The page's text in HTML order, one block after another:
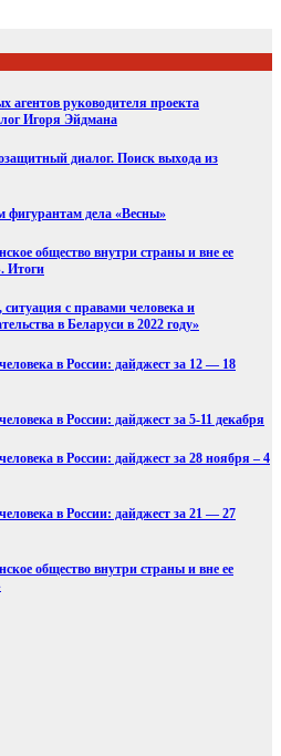
агентов руководителя проекта
Игоря Эйдмана
диалог. Поиск выхода из
фигурантам дела «Весны»
общество внутри страны и вне ее
Итоги
с правами человека и
в Беларуси в 2022 году»
в России: дайджест за 12 — 18
в России: дайджест за 5-11 декабря
в России: дайджест за 28 ноября – 4
в России: дайджест за 21 — 27
общество внутри страны и вне ее